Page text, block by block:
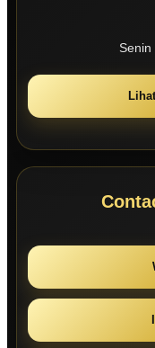
Senin